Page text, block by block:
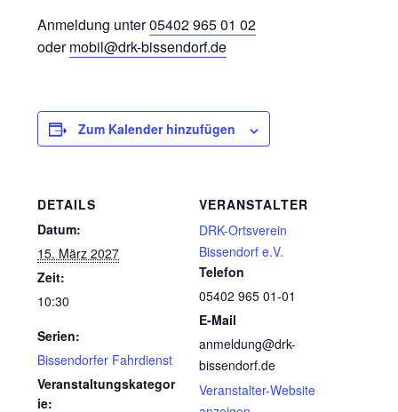
Anmeldung unter05402 965 01 02
odermobil@drk-bissendorf.de
Zum Kalender hinzufügen
DETAILS
Datum:
15. März 2027
Zeit:
10:30
Serien:
Bissendorfer Fahrdienst
Veranstaltungskategor
ie:
VERANSTALTER
DRK-Ortsverein
Bissendorf e.V.
Telefon
05402 965 01-01
E-Mail
anmeldung@drk-
bissendorf.de
Veranstalter-Website